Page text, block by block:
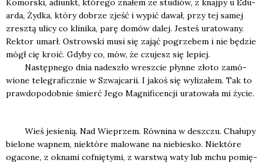
ar­da, Żyd­ka, któ­ry dobrze zjeść i wypić dawał, przy tej samej
zresz­tą uli­cy co kli­ni­ka, parę domów dalej. Jesteś ura­to­wa­ny.
Rek­tor umarł. Ostrow­ski musi się zająć pogrze­bem i nie będzie
mógł cię kro­ić. Gdy­by co, mów, że czu­jesz się lepiej.
Następ­ne­go dnia nade­szło wresz­cie płyn­ne zło­to zamó­
wio­ne tele­gra­ficz­nie w Szwaj­ca­rii. I jakoś się wyli­za­łem. Tak to
praw­do­po­dob­nie śmierć Jego Magni­fi­cen­cji ura­to­wa­ła mi życie.
Wieś jesie­nią. Nad Wie­przem. Rów­ni­na w desz­czu. Cha­łu­py
bie­lo­ne wap­nem, nie­któ­re malo­wa­ne na nie­bie­sko. Nie­któ­re
oga­co­ne, z okna­mi cof­nię­ty­mi, z war­stwą waty lub mchu pomię­